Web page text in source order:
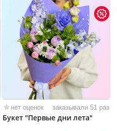
нет оценок заказывали 51 раз
Букет "Первые дни лета"